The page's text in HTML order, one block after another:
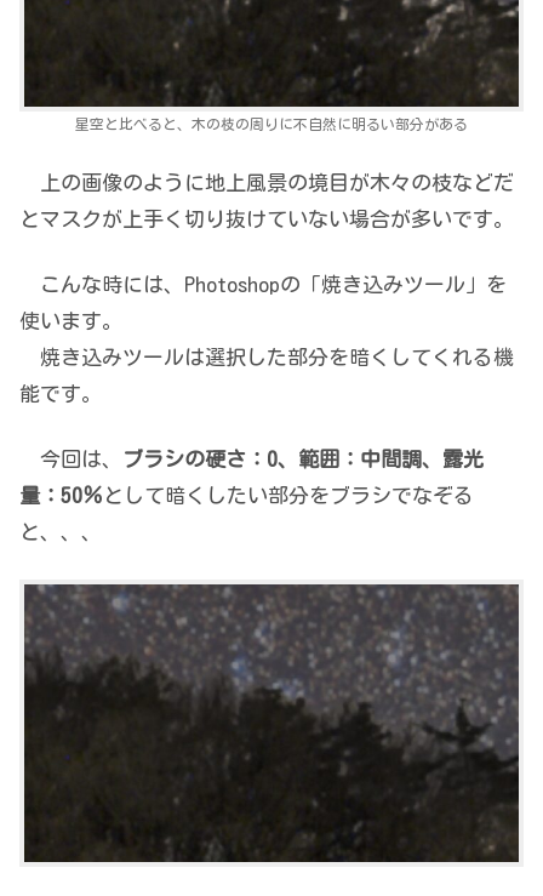
星空と比べると、木の枝の周りに不自然に明るい部分がある
上の画像のように地上風景の境目が木々の枝などだ
とマスクが上手く切り抜けていない場合が多いです。
こんな時には、Photoshopの「焼き込みツール」を
使います。
焼き込みツールは選択した部分を暗くしてくれる機
能です。
今回は、
ブラシの硬さ：0、範囲：中間調、露光
量：50％ として暗くしたい部分をブラシでなぞる
と、、、